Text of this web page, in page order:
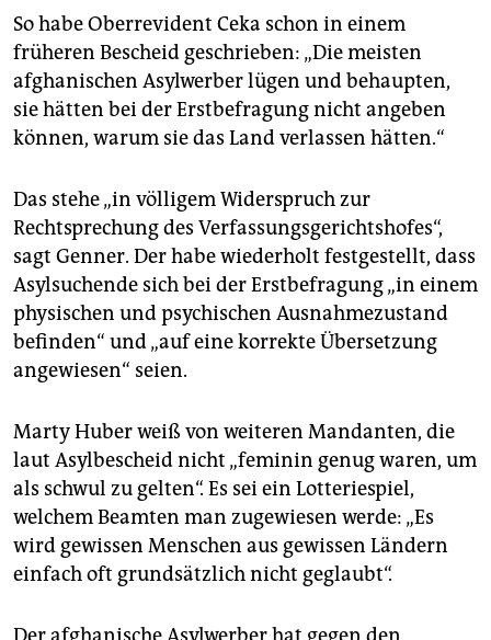
So habe Oberrevident Ceka schon in einem
früheren Bescheid geschrieben: „Die meisten
afghanischen Asylwerber lügen und behaupten,
sie hätten bei der Erstbefragung nicht angeben
können, warum sie das Land verlassen hätten.“
Das stehe „in völligem Widerspruch zur
Rechtsprechung des Verfassungsgerichtshofes“,
sagt Genner. Der habe wiederholt festgestellt, dass
Asylsuchende sich bei der Erstbefragung „in einem
physischen und psychischen Ausnahmezustand
befinden“ und „auf eine korrekte Übersetzung
angewiesen“ seien.
Marty Huber weiß von weiteren Mandanten, die
laut Asylbescheid nicht „feminin genug waren, um
als schwul zu gelten“. Es sei ein Lotteriespiel,
welchem Beamten man zugewiesen werde: „Es
wird gewissen Menschen aus gewissen Ländern
einfach oft grundsätzlich nicht geglaubt“.